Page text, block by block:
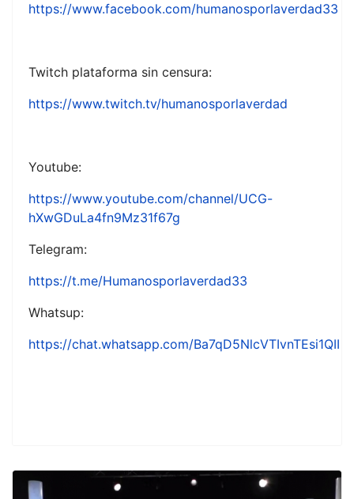
https://www.facebook.com/humanosporlaverdad33
Twitch plataforma sin censura:
https://www.twitch.tv/humanosporlaverdad
Youtube:
https://www.youtube.com/channel/UCG-
hXwGDuLa4fn9Mz31f67g
Telegram:
https://t.me/Humanosporlaverdad33
Whatsup:
https://chat.whatsapp.com/Ba7qD5NlcVTIvnTEsi1QII